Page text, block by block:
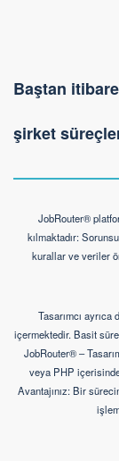
Baştan
şirket
JobRouter®
kılmaktadır:
kurallar ve veriler
Tasarımcı
içermektedir. Basit
JobRouter® –
veya PHP
Avantajınız: Bir